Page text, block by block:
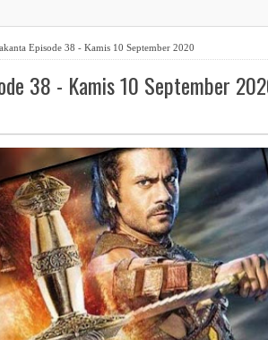
Episode 38 - Kamis 10 September 2020
38 - Kamis 10 September